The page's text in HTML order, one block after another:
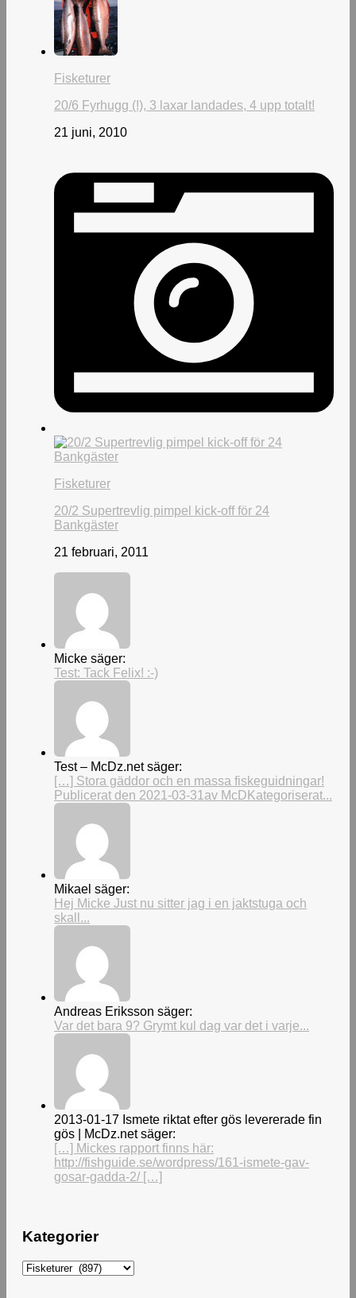
Fisketurer
20/6 Fyrhugg (!), 3 laxar landades, 4 upp totalt!
21 juni, 2010
Fisketurer
20/2 Supertrevlig pimpel kick-off för 24
Bankgäster
21 februari, 2011
Micke säger:
Test: Tack Felix! :-)
Test – McDz.net säger:
[…] Stora gäddor och en massa fiskeguidningar!
Publicerat den 2021-03-31av McDKategoriserat...
Mikael säger:
Hej Micke Just nu sitter jag i en jaktstuga och
skall...
Andreas Eriksson säger:
Var det bara 9? Grymt kul dag var det i varje...
2013-01-17 Ismete riktat efter gös levererade fin
gös | McDz.net säger:
[…] Mickes rapport finns här:
http://fishguide.se/wordpress/161-ismete-gav-
gosar-gadda-2/ […]
Kategorier
Kategorier